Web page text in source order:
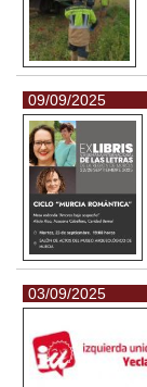
09/09/2025
03/09/2025